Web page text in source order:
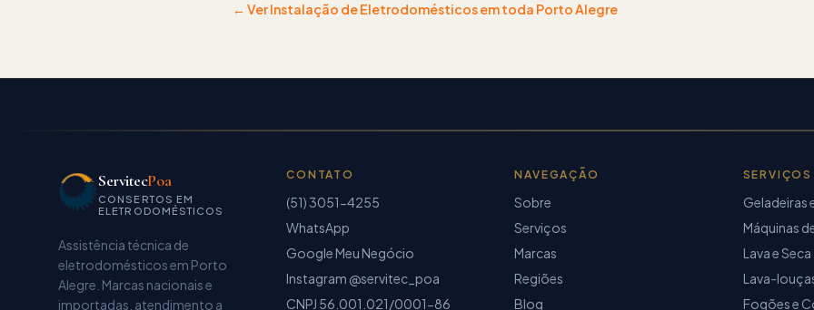
← VerInstalação de Eletrodomésticosem toda Porto Alegre
ServitecPoa
CONSERTOS EM
ELETRODOMÉSTICOS
Assistência técnica de
eletrodomésticosem Porto
Alegre. Marcas nacionais e
importadas, atendimento a
CONTATO
(51) 3051-4255
WhatsApp
Google Meu Negócio
Instagram @servitec_poa
CNPJ 56.001.021/0001-86
NAVEGAÇÃO
Sobre
Serviços
Marcas
Regiões
Blog
Geladeiras
Máquinas
Lava e Seca
Lava-
Fogões e